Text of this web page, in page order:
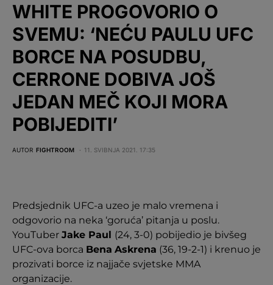
WHITE PROGOVORIO O
SVEMU: ‘NEĆU PAULU UFC
BORCE NA POSUDBU,
CERRONE DOBIVA JOŠ
JEDAN MEČ KOJI MORA
POBIJEDITI’
AUTOR FIGHTROOM 11. SVIBNJA 2021. 17:35
Predsjednik UFC-a uzeo je malo vremena i
odgovorio na neka ‘goruća’ pitanja u poslu.
YouTuber Jake Paul (24, 3-0) pobijedio je bivšeg
UFC-ova borca Bena Askrena (36, 19-2-1) i krenuo je
prozivati borce iz najjače svjetske MMA
organizacije.